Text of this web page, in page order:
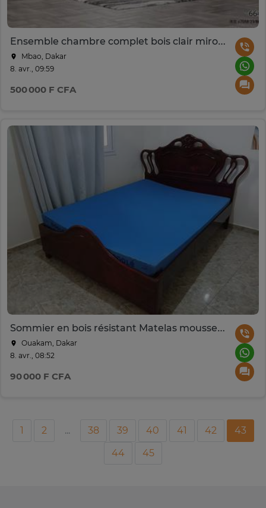
Ensemble chambre complet bois clair miroir doré moderne
Mbao, Dakar
8. avr., 09:59
500 000 F CFA
Sommier en bois résistant Matelas mousse 2places
Ouakam, Dakar
8. avr., 08:52
90 000 F CFA
1 2 ... 38 39 40 41 42
43
44
45